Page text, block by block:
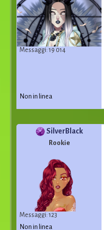
Messaggi: 19 014
Non in linea
SilverBlack
Rookie
Messaggi: 123
Non in linea